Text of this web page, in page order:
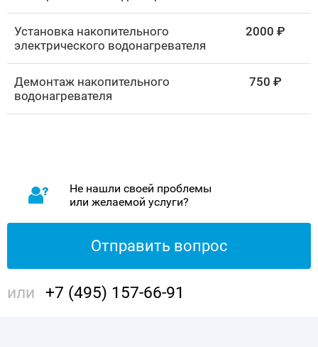
Установка накопительного
электрического водонагревателя
2000 ₽
Демонтаж накопительного
водонагревателя
750 ₽
Не нашли своей проблемы
или желаемой услуги?
Отправить вопрос
или +7 (495) 157-66-91